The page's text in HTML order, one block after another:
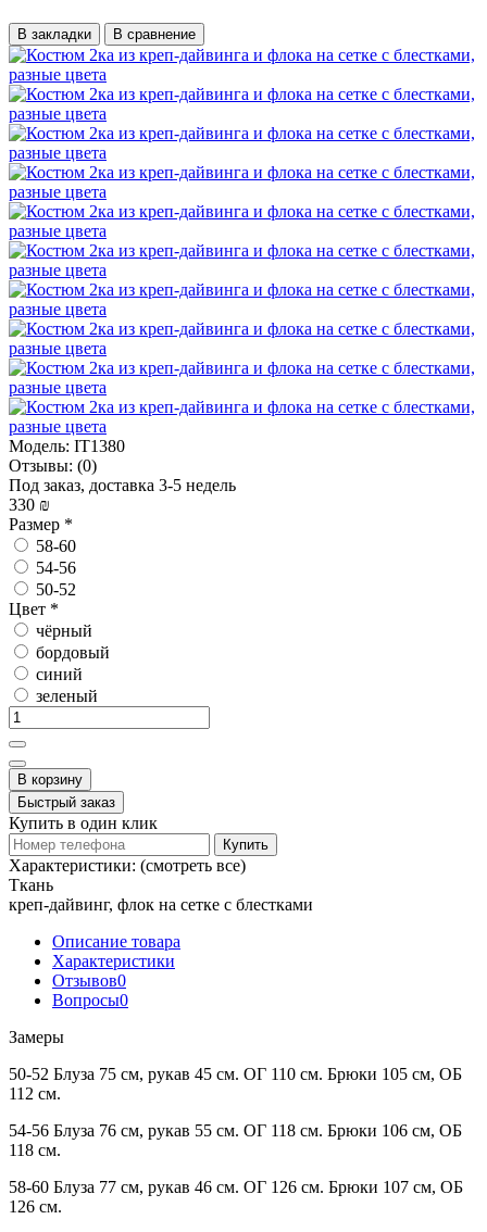
В закладки В сравнение
Модель: IT1380
Отзывы: (0)
Под заказ, доставка 3-5 недель
330 ₪
Размер *
58-60
54-56
50-52
Цвет *
чёрный
бордовый
синий
зеленый
В корзину
Быстрый заказ
Купить в один клик
Купить
Характеристики: (смотреть все)
Ткань
креп-дайвинг, флок на сетке с блестками
Описание товара
Характеристики
Отзывов0
Вопросы0
Замеры
50-52 Блуза 75 см, рукав 45 см. ОГ 110 см. Брюки 105 см, ОБ
112 см.
54-56 Блуза 76 см, рукав 55 см. ОГ 118 см. Брюки 106 см, ОБ
118 см.
58-60 Блуза 77 см, рукав 46 см. ОГ 126 см. Брюки 107 см, ОБ
126 см.